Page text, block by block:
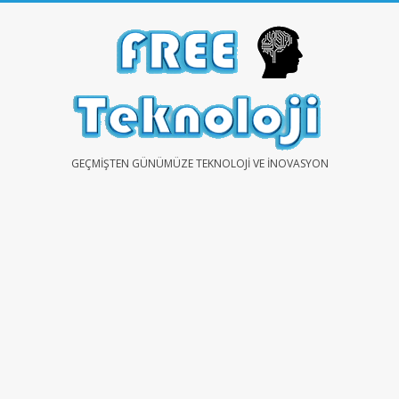
FREEGEÇMIŞTEN GÜNÜMÜZE TEKNOLOJI VE İNOVASYON